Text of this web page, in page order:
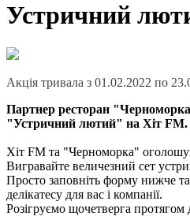
Устричний
Акція тривала з 01.02.2022 по
Партнер ресторан
"Устричний лютий" на Хіт FM.
Хіт FM та "Черноморка"
Вигравайте величезний сет
Просто заповніть форму нижче
делікатесу для вас і компанії.
Розігруємо щочетверга протягом